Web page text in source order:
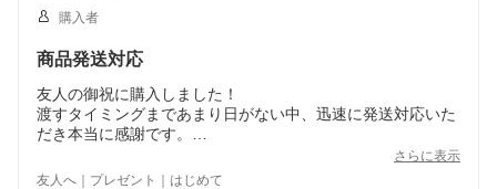
購入者
商品発送対応
友人の御祝に購入しました！
渡すタイミングまであまり日がない中、迅速に発送対応いた
だき本当に感謝です。
次の贈り物のときも是非お世話になりたいと思います★さらに表示
友人へ｜プレゼント｜はじめて